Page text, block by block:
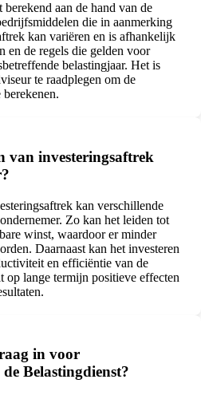
aan de hand van de
die in aanmerking
kan variëren en is afhankelijk
en de regels die gelden voor
belastingjaar. Het is
te raadplegen om de
van investeringsaftrek
kan verschillende
Zo kan het leiden tot
winst, waardoor er minder
Daarnaast kan het investeren
en efficiëntie van de
op lange termijn positieve effecten
in voor
Belastingdienst?